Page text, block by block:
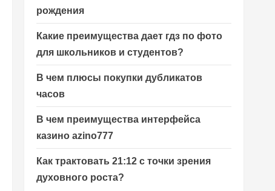
рождения
Какие преимущества дает гдз по фото
для школьников и студентов?
В чем плюсы покупки дубликатов
часов
В чем преимущества интерфейса
казино azino777
Как трактовать 21:12 с точки зрения
духовного роста?